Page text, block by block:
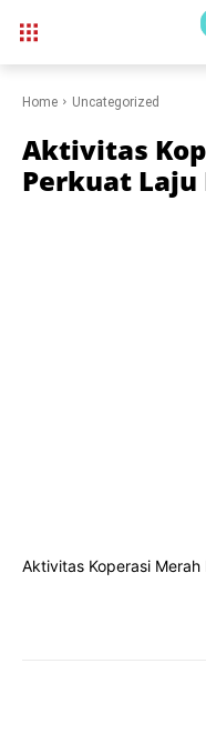
Home Uncategorized
Aktivitas
Perkuat Laju
Aktivitas Koperasi